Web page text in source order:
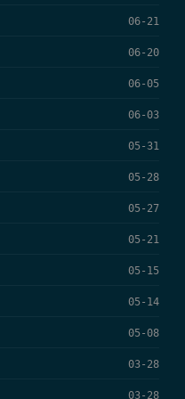
06-21
06-20
06-05
06-03
05-31
05-28
05-27
05-21
05-15
05-14
05-08
03-28
03-28